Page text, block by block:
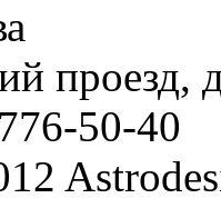
проезд,
50-40